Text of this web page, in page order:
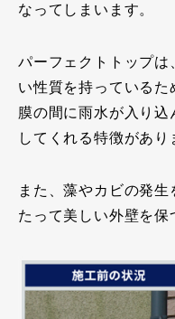
なってしまいます。
パーフェクトトップは
い性質を持っている
膜の間に雨水が入り
してくれる特徴があり
また、藻やカビの発
たって美しい外壁を保